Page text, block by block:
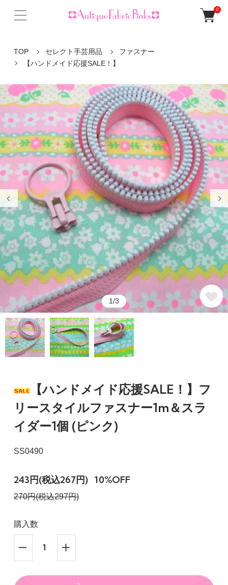
0
TOP セレクト手芸用品
ファスナー
【ハンドメイド応援SALE！】
1/3
【ハンドメイド応援SALE！】フ
リースタイルファスナー1m＆スラ
イダー1個 (ピンク)
SS0490
243円(税込267円) 10%OFF
270円(税込297円)
購入数